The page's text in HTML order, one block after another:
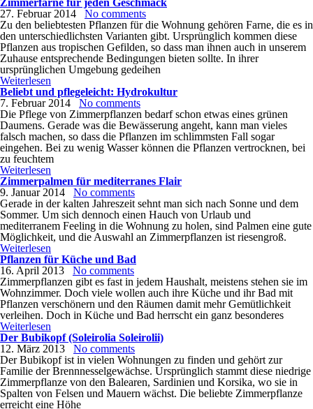
Zimmerfarne für jeden Geschmack
27. Februar 2014
No comments
Zu den beliebtesten Pflanzen für die Wohnung gehören Farne, die es in
den unterschiedlichsten Varianten gibt. Ursprünglich kommen diese
Pflanzen aus tropischen Gefilden, so dass man ihnen auch in unserem
Zuhause entsprechende Bedingungen bieten sollte. In ihrer
ursprünglichen Umgebung gedeihen
Weiterlesen
Beliebt und pflegeleicht: Hydrokultur
7. Februar 2014
No comments
Die Pflege von Zimmerpflanzen bedarf schon etwas eines grünen
Daumens. Gerade was die Bewässerung angeht, kann man vieles
falsch machen, so dass die Pflanzen im schlimmsten Fall sogar
eingehen. Bei zu wenig Wasser können die Pflanzen vertrocknen, bei
zu feuchtem
Weiterlesen
Zimmerpalmen für mediterranes Flair
9. Januar 2014
No comments
Gerade in der kalten Jahreszeit sehnt man sich nach Sonne und dem
Sommer. Um sich dennoch einen Hauch von Urlaub und
mediterranem Feeling in die Wohnung zu holen, sind Palmen eine gute
Möglichkeit, und die Auswahl an Zimmerpflanzen ist riesengroß.
Weiterlesen
Pflanzen für Küche und Bad
16. April 2013
No comments
Zimmerpflanzen gibt es fast in jedem Haushalt, meistens stehen sie im
Wohnzimmer. Doch viele wollen auch ihre Küche und ihr Bad mit
Pflanzen verschönern und den Räumen damit mehr Gemütlichkeit
verleihen. Doch in Küche und Bad herrscht ein ganz besonderes
Weiterlesen
Der Bubikopf (Soleirolia Soleirolii)
12. März 2013
No comments
Der Bubikopf ist in vielen Wohnungen zu finden und gehört zur
Familie der Brennnesselgewächse. Ursprünglich stammt diese niedrige
Zimmerpflanze von den Balearen, Sardinien und Korsika, wo sie in
Spalten von Felsen und Mauern wächst. Die beliebte Zimmerpflanze
erreicht eine Höhe